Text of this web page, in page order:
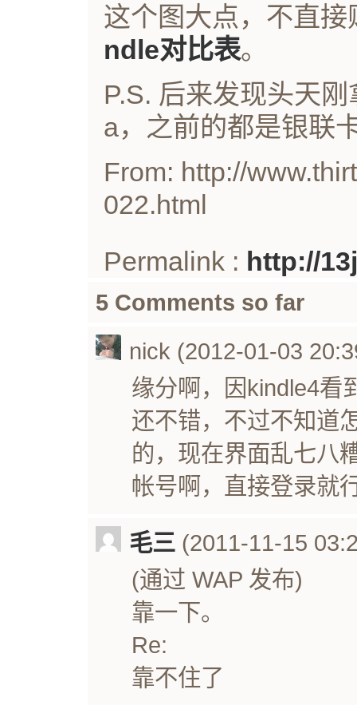
这个图大点，不直接
ndle对比表。
P.S. 后来发现头天
a，之前的都是银联
From: http://
022.html
Permalink : http://
5 Comments so far
nick (2012-01-03
缘分啊，因kindle4看
还不错，不过不知道
的，现在界面乱七八
帐号啊，直接登录就
毛三 (2011-11-15
(通过 WAP 发布)
靠一下。
Re:
靠不住了